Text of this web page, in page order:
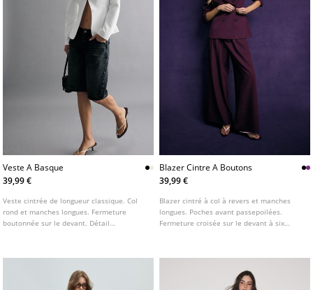
Veste A Basque
39,99 €
Veste cintrée de longueur classique. Col
rond et manches longues. Fermeture
boutonnée sur le devant. Détail
Blazer Cintre A Boutons
39,99 €
Blazer cintré à col à revers et manches
longues. Poches avant passepoilées.
Fermeture croisée sur le devant à six